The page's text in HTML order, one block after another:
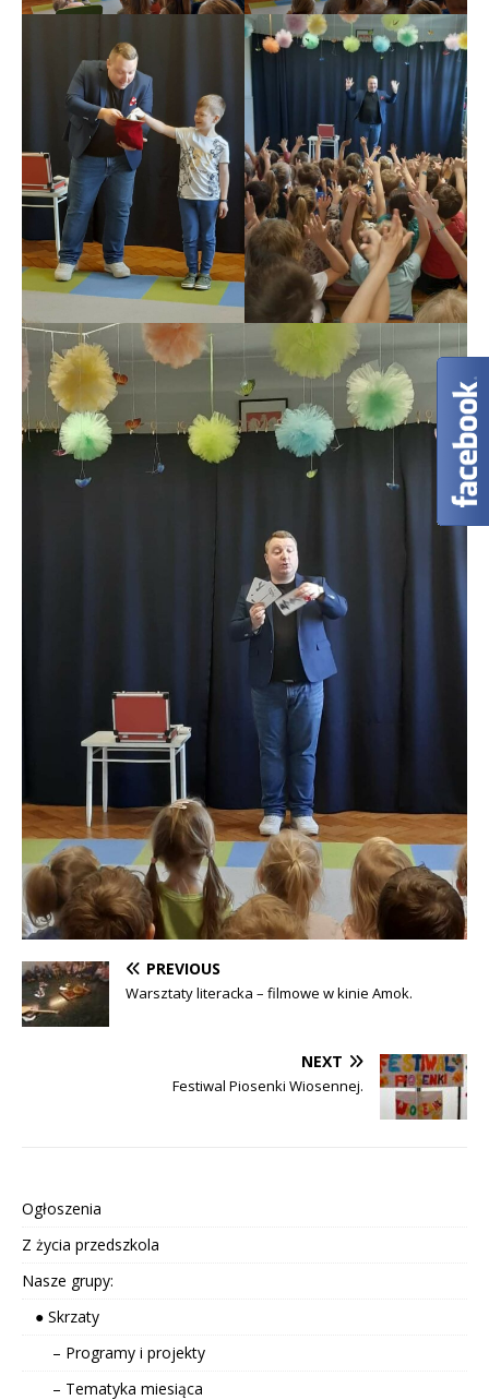
PREVIOUS
Warsztaty literacka – filmowe w kinie Amok.
NEXT
Festiwal Piosenki Wiosennej.
Ogłoszenia
Z życia przedszkola
Nasze grupy:
● Skrzaty
– Programy i projekty
– Tematyka miesiąca